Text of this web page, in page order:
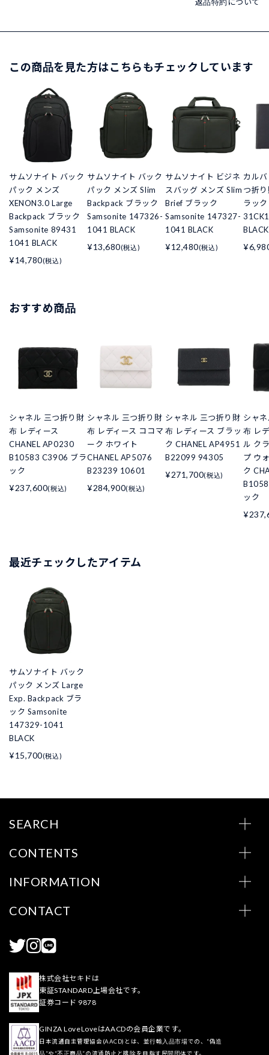
この商品を見た方はこちらもチェックしています
サムソナイト バック
パック メンズ
XENON3.0 Large
Backpack ブラック
Samsonite 89431
1041 BLACK
¥14,780(税込)
サムソナイト バック
パック メンズ Slim
Backpack ブラック
Samsonite 147326-
1041 BLACK
¥13,680(税込)
サムソナイト ビジネ
スバッグ メンズ Slim
Brief ブラック
Samsonite 147327-
1041 BLACK
¥12,480(税込)
カル
つ折
ラッ
BLACK
おすすめ商品
シャネル 三つ折り財
布 レディース
CHANEL AP0230
B10583 C3906 ブラ
ック
¥237,600(税込)
シャネル 三つ折り財
布 レディース ココマ
ーク ホワイト
CHANEL AP5076
B23239 10601
¥284,900(税込)
シャネル 三つ折り財
布 レディース ブラッ
ク CHANEL AP4951
B22099 94305
¥271,700(税込)
シャ
布 レ
ル ク
プ ウ
ク
ック
最近チェックしたアイテム
サムソナイト バック
パック メンズ Large
Exp. Backpack ブラ
ック Samsonite
147329-1041
BLACK
¥15,700(税込)
SEARCH
CONTENTS
INFORMATION
CONTACT
株式会社セキドは
東証STANDARD上場会社です。
証券コード 9878
GINZA LoveLoveはAACDの会員企業です。
日本流通自主管理協会(AACD)とは、並行輸入品市場での、“偽造